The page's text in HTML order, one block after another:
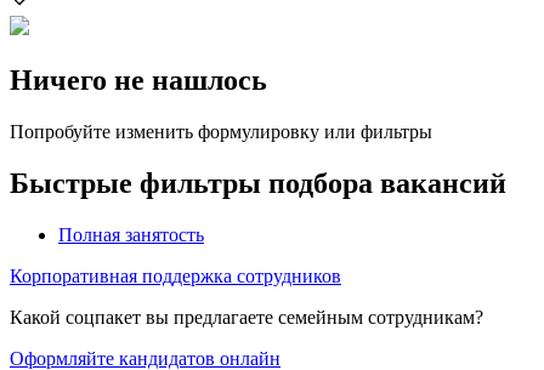
Ничего не нашлось
Попробуйте изменить формулировку или фильтры
Быстрые фильтры подбора вакансий
Полная занятость
Корпоративная поддержка сотрудников
Какой соцпакет вы предлагаете семейным сотрудникам?
Оформляйте кандидатов онлайн